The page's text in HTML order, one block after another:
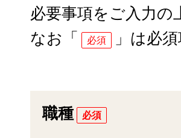
必要事項をご入力の
なお「
必須 」は必
職種 必須